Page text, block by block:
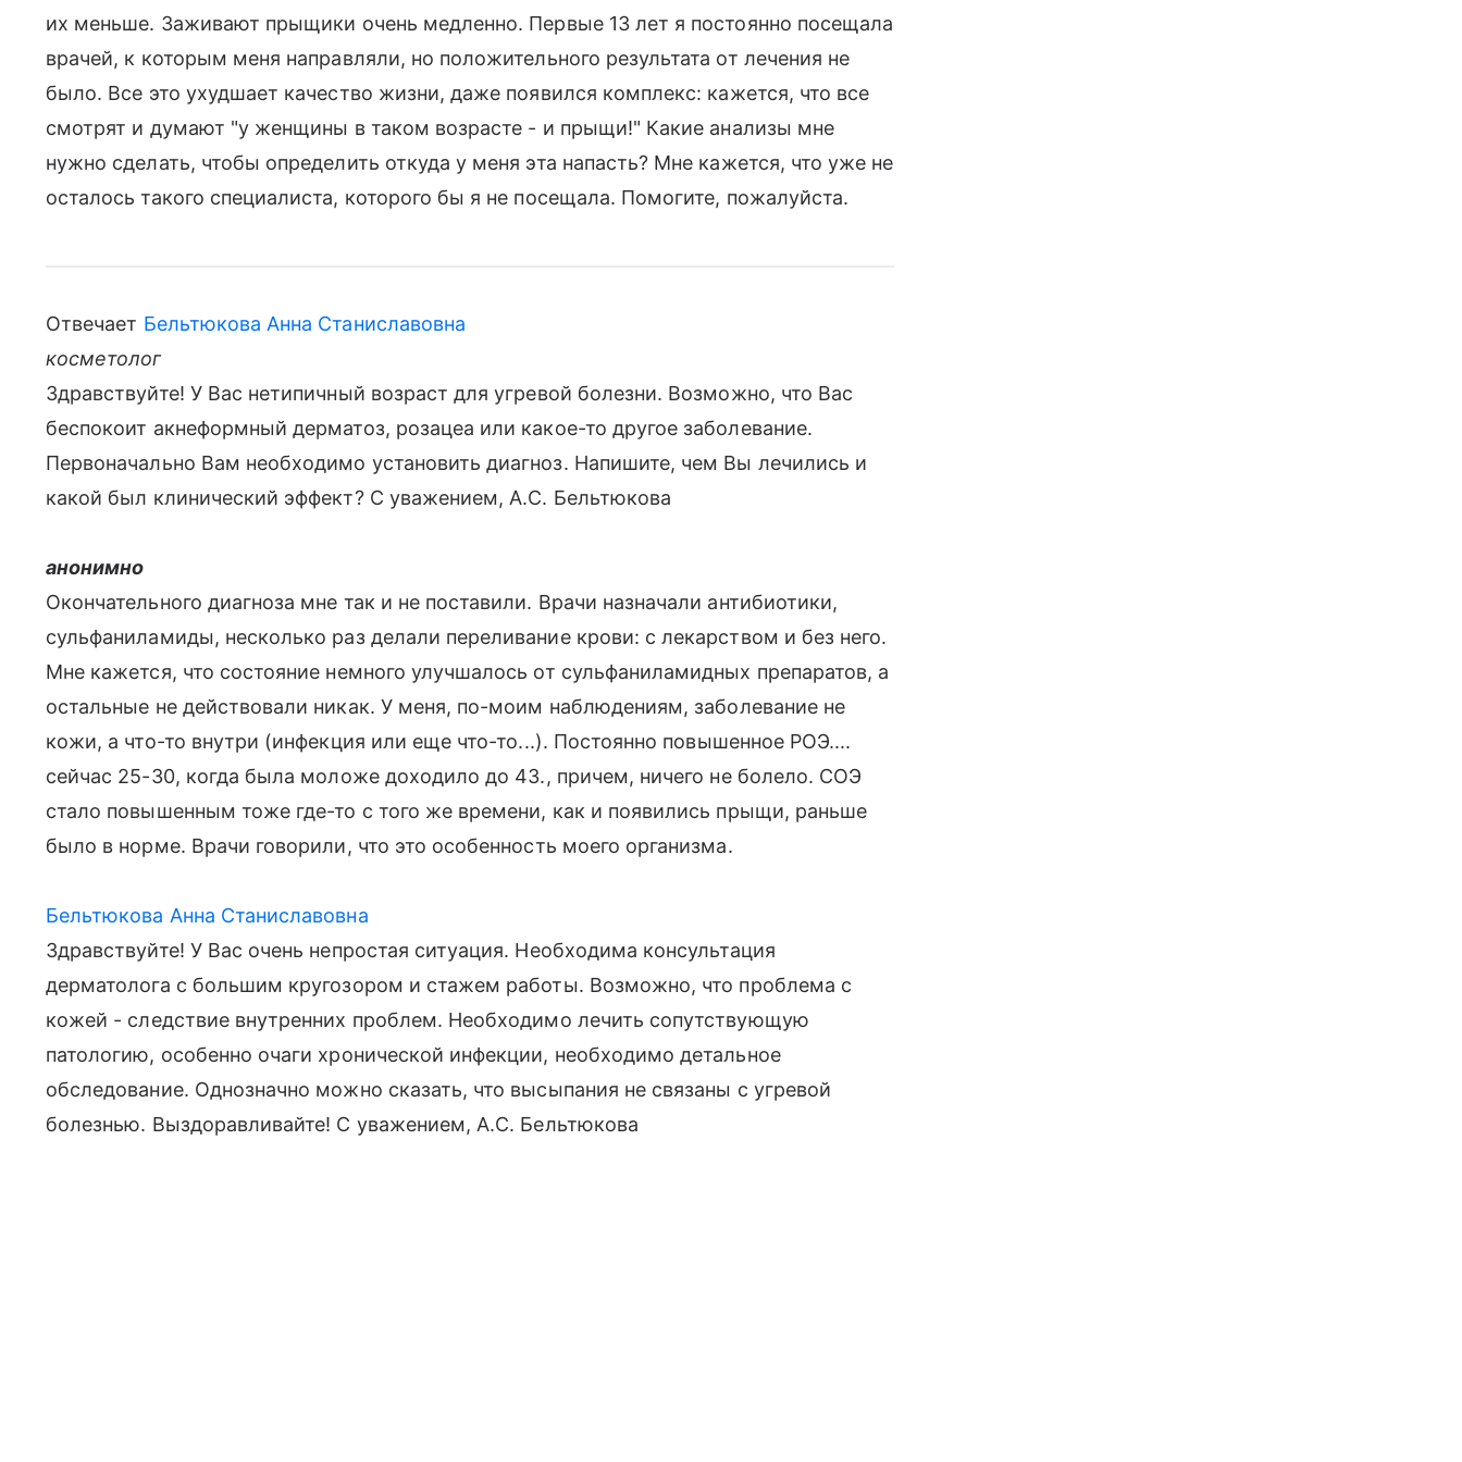
их меньше. Заживают прыщики очень медленно. Первые 13 лет я постоянно посещала
врачей, к которым меня направляли, но положительного результата от лечения не
было. Все это ухудшает качество жизни, даже появился комплекс: кажется, что все
смотрят и думают "у женщины в таком возрасте - и прыщи!" Какие анализы мне
нужно сделать, чтобы определить откуда у меня эта напасть? Мне кажется, что уже не
осталось такого специалиста, которого бы я не посещала. Помогите, пожалуйста.
Отвечает Бельтюкова Анна Станиславовна
косметолог
Здравствуйте! У Вас нетипичный возраст для угревой болезни. Возможно, что Вас
беспокоит акнеформный дерматоз, розацеа или какое-то другое заболевание.
Первоначально Вам необходимо установить диагноз. Напишите, чем Вы лечились и
какой был клинический эффект? С уважением, А.С. Бельтюкова
анонимно
Окончательного диагноза мне так и не поставили. Врачи назначали антибиотики,
сульфаниламиды, несколько раз делали переливание крови: с лекарством и без него.
Мне кажется, что состояние немного улучшалось от сульфаниламидных препаратов, а
остальные не действовали никак. У меня, по-моим наблюдениям, заболевание не
кожи, а что-то внутри (инфекция или еще что-то...). Постоянно повышенное РОЭ....
сейчас 25-30, когда была моложе доходило до 43., причем, ничего не болело. СОЭ
стало повышенным тоже где-то с того же времени, как и появились прыщи, раньше
было в норме. Врачи говорили, что это особенность моего организма.
Бельтюкова Анна Станиславовна
Здравствуйте! У Вас очень непростая ситуация. Необходима консультация
дерматолога с большим кругозором и стажем работы. Возможно, что проблема с
кожей - следствие внутренних проблем. Необходимо лечить сопутствующую
патологию, особенно очаги хронической инфекции, необходимо детальное
обследование. Однозначно можно сказать, что высыпания не связаны с угревой
болезнью. Выздоравливайте! С уважением, А.С. Бельтюкова